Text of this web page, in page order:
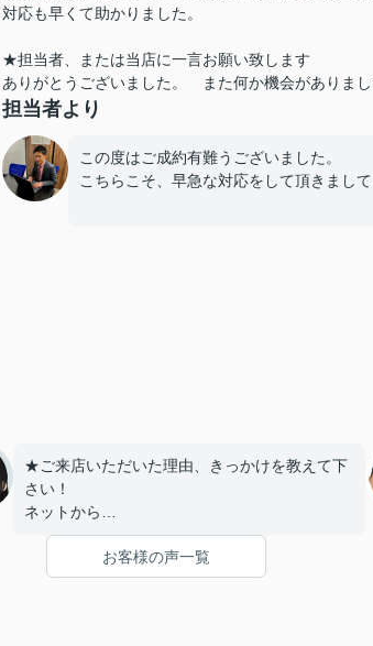
対応も早くて助かりました。
★担当者、または当店に一言お願い致します
ありがとうございました。 また何か機会がありまし
担当者より
この度はご成約有難うございました。
こちらこそ、早急な対応をして頂きまし
★ご来店いただいた理由、きっかけを教えて下
さい！
ネットから
★お店の雰囲気や担当者の印象・対応はどうで
したか？
お客様の声一覧